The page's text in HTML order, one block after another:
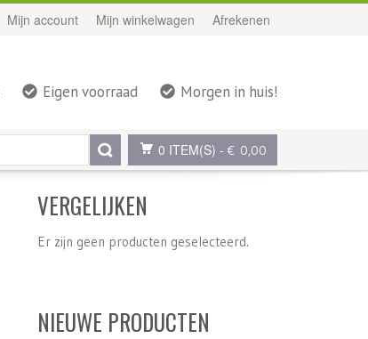
Mijn account Mijn winkelwagen Afrekenen
Eigen voorraad Morgen in huis!
0 ITEM(S) - € 0,00
VERGELIJKEN
Er zijn geen producten geselecteerd.
NIEUWE PRODUCTEN